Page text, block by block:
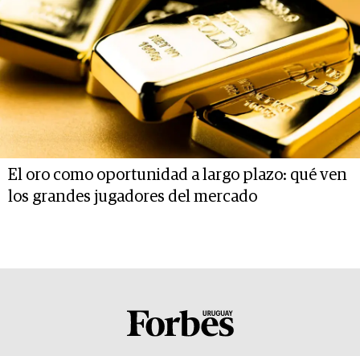
El oro como oportunidad a largo plazo: qué ven
los grandes jugadores del mercado